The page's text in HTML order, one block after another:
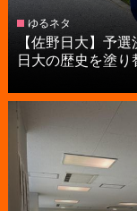
ゆるネタ
【佐野日大】予
日大の歴史を塗